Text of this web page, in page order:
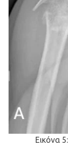
Εικόνα 5: